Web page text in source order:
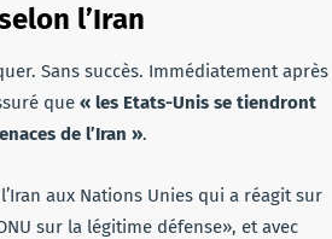
l’Iran
Sans succès. Immédiatement après
que « les Etats-Unis se tiendront
de l’Iran ».
aux Nations Unies qui a réagit sur
sur la légitime défense», et avec